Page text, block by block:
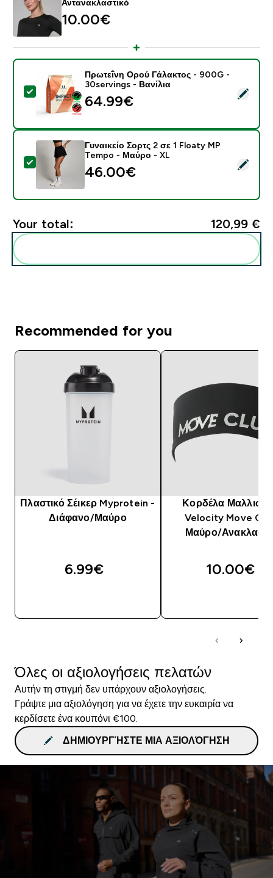
Αντανακλαστικό
10.00€‎
Select this product - Πρωτεΐνη Ορού Γάλακτος -
Πρωτεΐνη Ορού Γάλακτος - 900G -
30servings - Βανίλια
64.99€‎
Select this product - Γυναικείο Σορτς 2 σε 1 Floaty
Γυναικείο Σορτς 2 σε 1 Floaty MP
Tempo - Μαύρο - XL
46.00€‎
Your total: 120,99 €‎
Recommended for you
Πλαστικό Σέικερ Myprotein -
Διάφανο/Μαύρο
6.99€‎
Κορδέλα Μαλλιών
Velocity Move
Μαύρο/
10.00€‎
Όλες οι αξιολογήσεις πελατών
Αυτήν τη στιγμή δεν υπάρχουν αξιολογήσεις.
Γράψτε μια αξιολόγηση για να έχετε την ευκαιρία να
κερδίσετε ένα κουπόνι €100.
ΔΗΜΙΟΥΡΓΉΣΤΕ ΜΙΑ ΑΞΙΟΛΌΓΗΣΗ